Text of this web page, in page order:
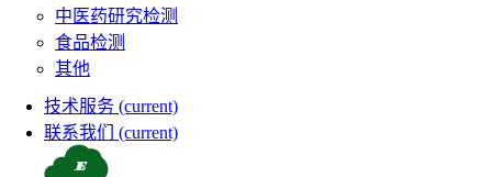
中医药研究检测
食品检测
其他
技术服务 (current)
联系我们 (current)